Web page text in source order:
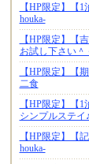
【HP限定】【
houka-
【HP限定】【
お試し下さい＾
【HP限定】【
二食
【HP限定】【
シンプルステイ♪
【HP限定】【
houka-